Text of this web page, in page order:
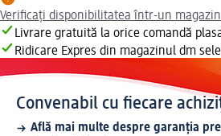
Verificați disponibilitatea într-un
Livrare gratuită la orice comandă
Ridicare Expres din magazinul dm
Convenabil cu fiecare
Află mai multe despre garanția